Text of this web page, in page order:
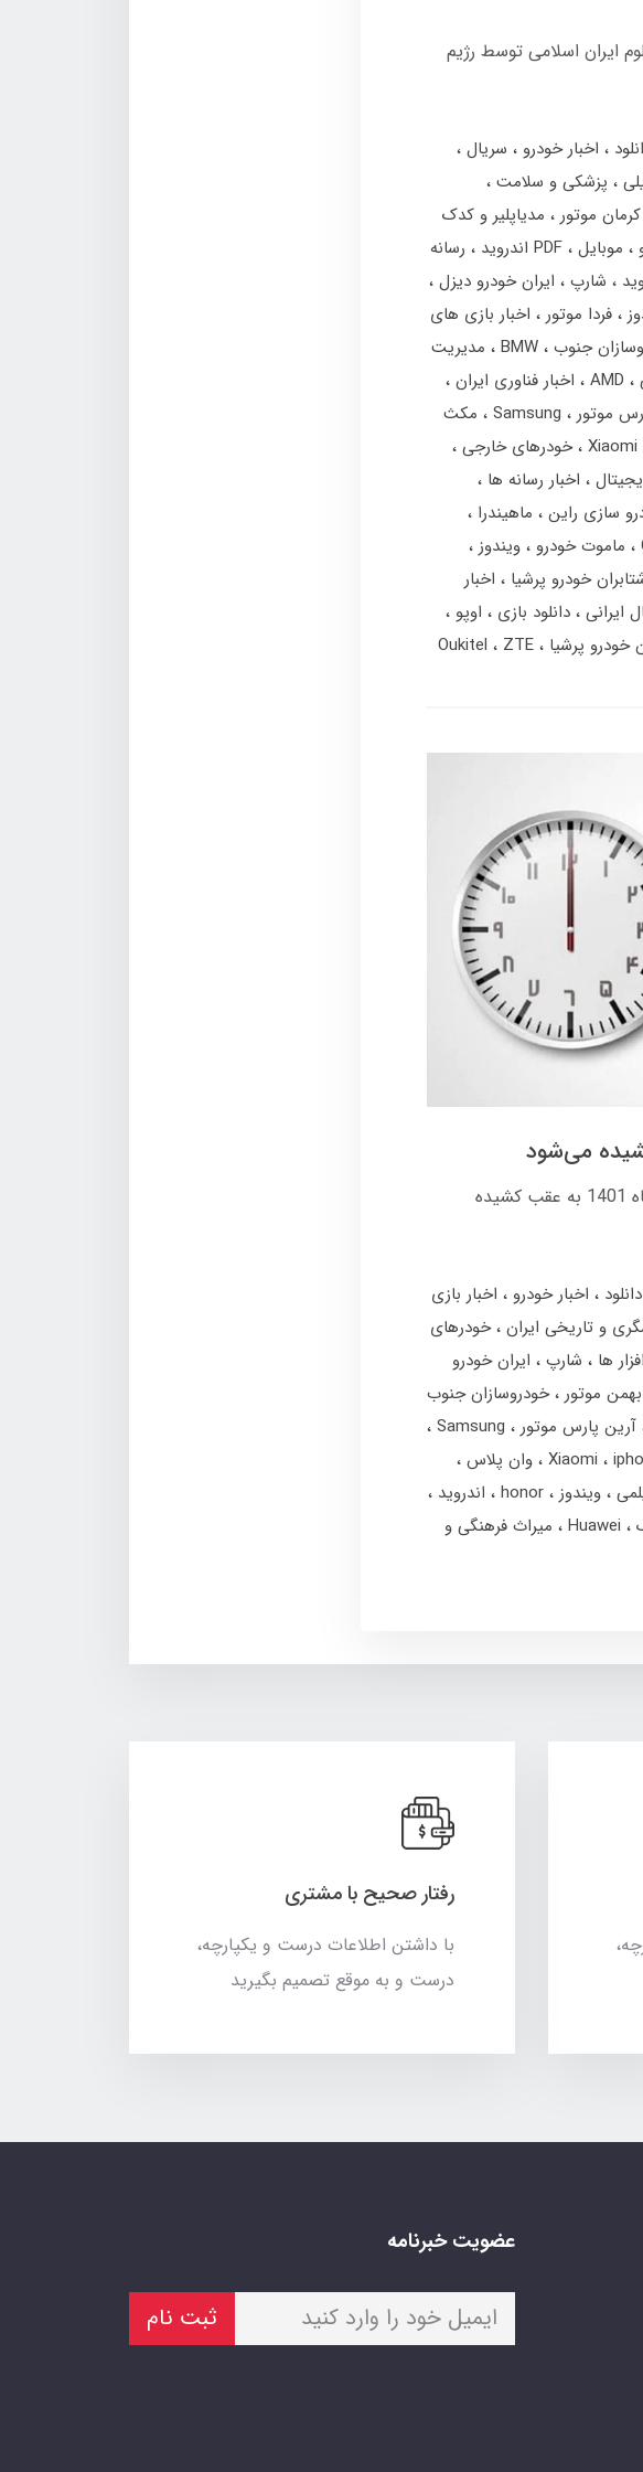
ایران اسلامی توسط رژیم
اخبار خودرو
سریال
پزشکی و سلامت
کرمان موتور
مدیاپلیر و کدک
موبایل PDF اندروید
رسانه
شارپ
ایران خودرو دیزل
فردا موتور
اخبار بازی های
جنوب BMW
مدیریت
AMD
اخبار فناوری ایران
موتور Samsung
مکث
Xiaomi خودرهای خارجی
اخبار رسانه ها
سازی راین
ماهیندرا
ماموت خودرو
ویندوز
خودرو پرشیا
اخبار
ایرانی دانلود بازی
اوپو
خودرو پرشیا Oukitel ZTE
می‌شود
برای آخرین بار ساعات رسمی کشور در سی و یکم شهریور ماه 1401 به عقب کشیده
دانلود اخبار خودرو
اخبار بازی
و تاریخی ایران خودرهای
ها شارپ
ایران خودرو
بهمن‌ موتور خودروسازان جنوب
آرین پارس موتور
Samsung
Xiaomi وان پلاس
ویندوز honor
اندروید
Huawei
میراث فرهنگی و
رفتار صحیح با مشتری
با داشتن اطلاعات درست و یکپارچه،
درست و به موقع تصمیم بگیرید
عضویت خبرنامه
ثبت نام